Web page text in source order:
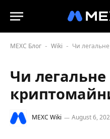
MEXC Блог - Wiki - Чи
Чи легальне
MEXC Wiki August 6,